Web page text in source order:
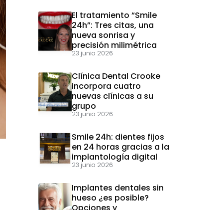
El tratamiento “Smile
24h”: Tres citas, una
nueva sonrisa y
precisión milimétrica
23 junio 2026
Clínica Dental Crooke
incorpora cuatro
nuevas clínicas a su
grupo
23 junio 2026
Smile 24h: dientes fijos
en 24 horas gracias a la
implantología digital
23 junio 2026
Implantes dentales sin
hueso ¿es posible?
Opciones y